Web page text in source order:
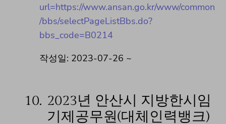
url=https://www.ansan.go.kr/www/common
/bbs/selectPageListBbs.do?
bbs_code=B0214
작성일: 2023-07-26 ~
10. 2023년 안산시 지방한시임
기제공무원(대체인력뱅크)